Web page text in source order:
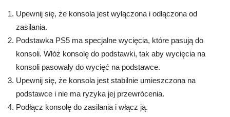
Upewnij się, że konsola jest wyłączona i odłączona od
zasilania.
Podstawka PS5 ma specjalne wycięcia, które pasują do
konsoli. Włóż konsolę do podstawki, tak aby wycięcia na
konsoli pasowały do wycięć na podstawce.
Upewnij się, że konsola jest stabilnie umieszczona na
podstawce i nie ma ryzyka jej przewrócenia.
Podłącz konsolę do zasilania i włącz ją.